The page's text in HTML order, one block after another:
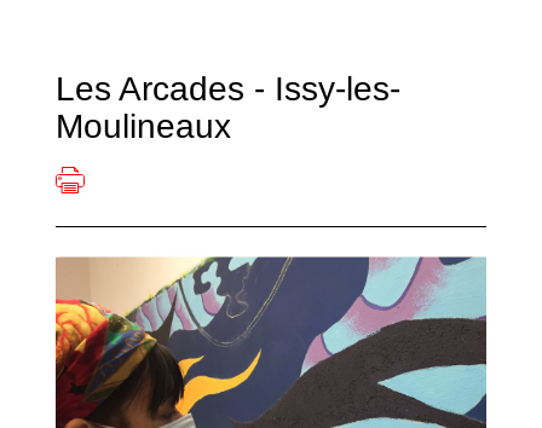
Les Arcades - Issy-les-
Moulineaux